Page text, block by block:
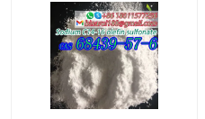
Günlük Kimyasal
Organik olmayan